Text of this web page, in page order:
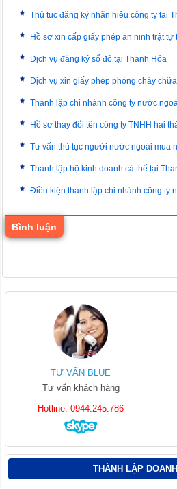
Thủ tục đăng ký nhãn hiệu công ty tại
Hồ sơ xin cấp giấy phép an ninh trật tự
Dịch vụ đăng ký sổ đỏ tại Thanh Hóa
Dịch vụ xin giấy phép phòng cháy
Thành lập chi nhánh công ty nước
Hồ sơ thay đổi tên công ty TNHH hai
Tư vấn thủ tục người nước ngoài mua
Thành lập hộ kinh doanh cá thể tại
Điều kiện thành lập chi nhánh công ty
Bình luận
TƯ VẤN BLUE
Tư vấn khách hàng
Hotline: 0944.245.786
THÀNH LẬP